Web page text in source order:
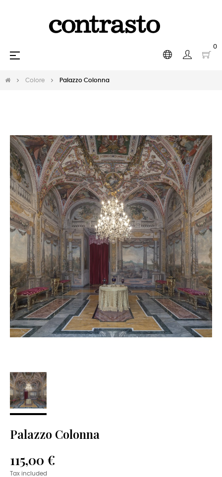
0
navigazione
☰
Colore Palazzo Colonna
Palazzo Colonna
115,00 €
Tax included